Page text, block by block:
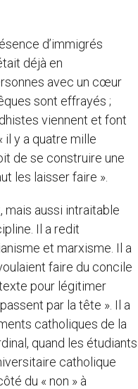
d’immigrés
déjà en
avec un cœur
sont effrayés ;
viennent et font
il y a quatre mille
de se construire une
les laisser faire ».
mais aussi intraitable
Il a redit
et marxisme. Il a
faire du concile
pour légitimer
par la tête ». Il a
catholiques de la
quand les étudiants
catholique
du « non » à